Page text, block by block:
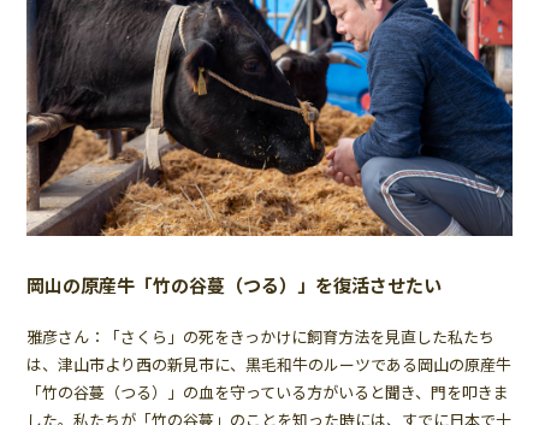
岡山の原産牛「竹の谷蔓（つる）」を復活させたい
雅彦さん：「さくら」の死をきっかけに飼育方法を見直した私たち
は、津山市より西の新見市に、黒毛和牛のルーツである岡山の原産牛
「竹の谷蔓（つる）」の血を守っている方がいると聞き、門を叩きま
した。私たちが「竹の谷蔓」のことを知った時には、すでに日本で十